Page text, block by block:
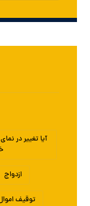
آیا تغییر در
ازدواج
توقیف